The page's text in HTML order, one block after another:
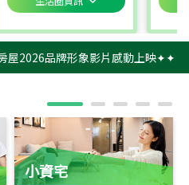
2026品牌形象影片感動上映✦✦
小資宅